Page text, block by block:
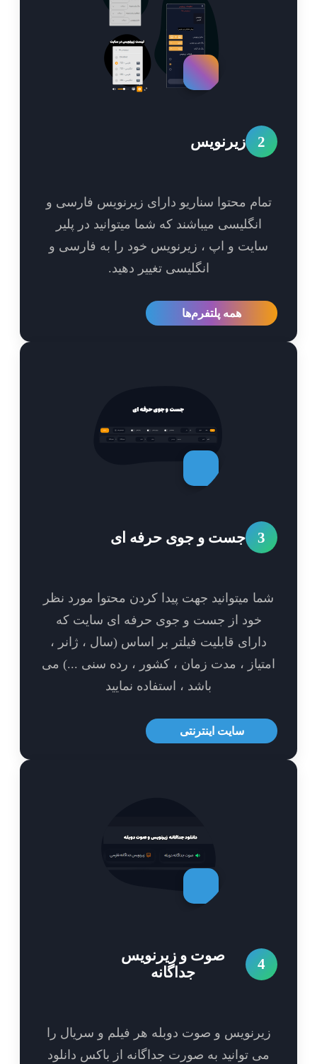
زیرنویس
محتوا سناریو دارای زیرنویس فارسی و
انگلیسی میباشند که شما میتوانید در پلیر
و اپ ، زیرنویس خود را به فارسی و
انگلیسی تغییر دهید.
همه پلتفرم‌ها
جست و جوی حرفه ای
میتوانید جهت پیدا کردن محتوا مورد نظر
خود از جست و جوی حرفه ای سایت که
دارای قابلیت فیلتر بر اساس (سال ، ژانر ،
، مدت زمان ، کشور ، رده سنی ...) می
باشد ، استفاده نمایید
سایت اینترنتی
صوت و زیرنویس
جداگانه
و صوت دوبله هر فیلم و سریال را
توانید به صورت جداگانه از باکس دانلود